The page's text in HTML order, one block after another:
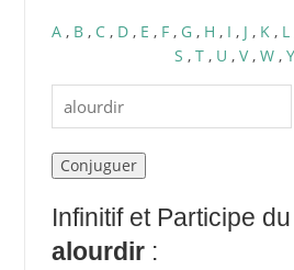
A , B , C , D , E , F , G , H , I , J , K , L
S , T , U , V, W , Y
Infinitif et Participe
alourdir: